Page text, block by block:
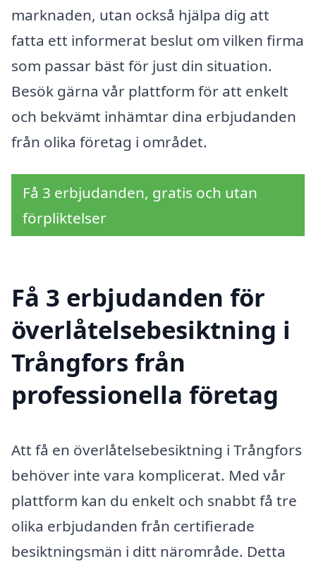
marknaden, utan också hjälpa dig att
fatta ett informerat beslut om vilken firma
som passar bäst för just din situation.
Besök gärna vår plattform för att enkelt
och bekvämt inhämtar dina erbjudanden
från olika företag i området.
Få 3 erbjudanden, gratis och utan
förpliktelser
Få 3 erbjudanden för
överlåtelsebesiktning i
Trångfors från
professionella företag
Att få en överlåtelsebesiktning i Trångfors
behöver inte vara komplicerat. Med vår
plattform kan du enkelt och snabbt få tre
olika erbjudanden från certifierade
besiktningsmän i ditt närområde. Detta